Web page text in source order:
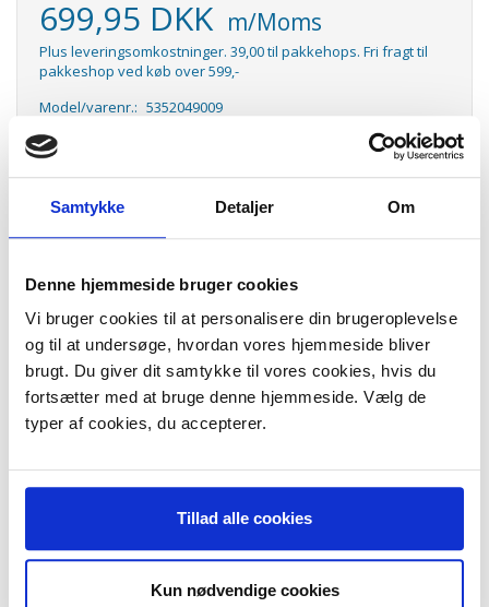
Samtykke Detaljer Om
Denne hjemmeside bruger cookies
Vi bruger cookies til at personalisere din brugeroplevelse
og til at undersøge, hvordan vores hjemmeside bliver
brugt. Du giver dit samtykke til vores cookies, hvis du
fortsætter med at bruge denne hjemmeside. Vælg de
typer af cookies, du accepterer.
Tillad alle cookies
Kun nødvendige cookies
699,95 DKK m/Moms
Plus leveringsomkostninger. 39,00 til pakkehops. Fri fragt til
pakkeshop ved køb over 599,-
Model/varenr.: 5352049009
Lager:
Thermex. Kulfilter Thermex. Originale kulfiltre KF11 til Thermex. Vare
nr. 5352049009
Passer til:
Thermex Decor 901
Thermex Decor 902
Thermex Decor 903